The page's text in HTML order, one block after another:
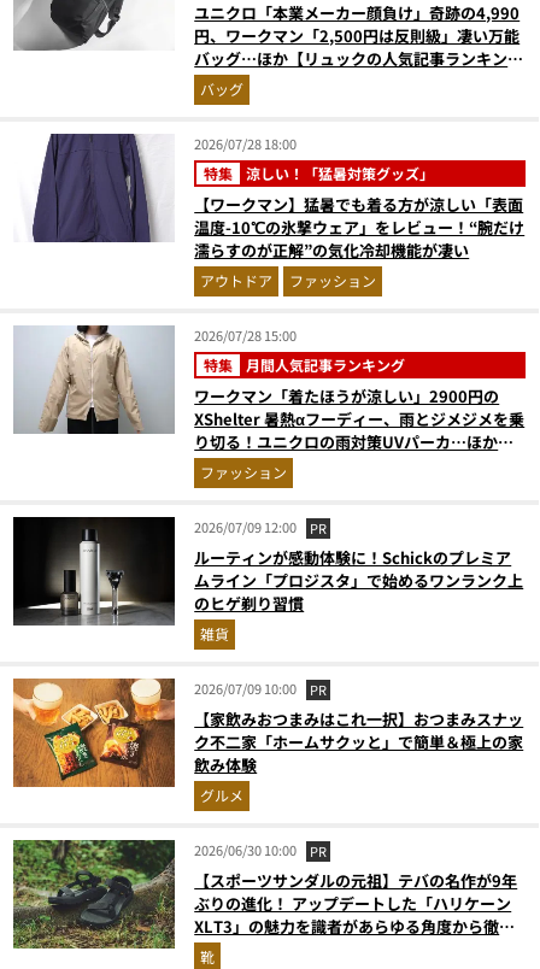
ユニクロ「本業メーカー顔負け」奇跡の4,990
円、ワークマン「2,500円は反則級」凄い万能
バッグ…ほか【リュックの人気記事ランキング
ベスト3】（2026年6月版）
バッグ
2026/07/28 18:00
特集 涼しい！「猛暑対策グッズ」
【ワークマン】猛暑でも着る方が涼しい「表面
温度-10℃の氷撃ウェア」をレビュー！“腕だけ
濡らすのが正解”の気化冷却機能が凄い
アウトドア ファッション
2026/07/28 15:00
特集 月間人気記事ランキング
ワークマン「着たほうが涼しい」2900円の
XShelter 暑熱αフーディー、雨とジメジメを乗
り切る！ユニクロの雨対策UVパーカ…ほか
【アウターの人気記事ランキングベスト3】
（2026年6月版）
ファッション
2026/07/09 12:00 PR
ルーティンが感動体験に！Schickのプレミア
ムライン「プロジスタ」で始めるワンランク上
のヒゲ剃り習慣
雑貨
2026/07/09 10:00 PR
【家飲みおつまみはこれ一択】おつまみスナッ
ク不二家「ホームサクッと」で簡単＆極上の家
飲み体験
グルメ
2026/06/30 10:00 PR
【スポーツサンダルの元祖】テバの名作が9年
ぶりの進化！ アップデートした「ハリケーン
XLT3」の魅力を識者があらゆる角度から徹底
解説！
靴